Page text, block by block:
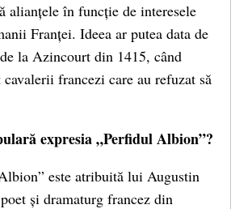
alianțele în funcție de interesele
Franței. Ideea ar putea data de
la Azincourt din 1415, când
francezi care au refuzat să
expresia „Perfidul Albion”?
este atribuită lui Augustin
și dramaturg francez din